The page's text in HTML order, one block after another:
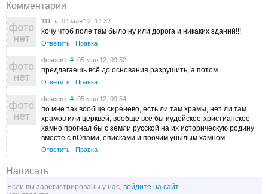
Комментарии
111 # 04 мая’12, 14:32
хочу чтоб поле там было ну или дорога и никаких зданий!!!
Ответить Правка
descent # 05 мая’12, 09:52
предлагаешь всё до основания разрушить, а потом...
Ответить Правка
descent # 05 мая’12, 09:54
по мне так вообще сиренево, есть ли там храмы, нет ли там
храмов или церквей, вообще всё бы иудейское-христианское
хамно прогнал бы с земли русской на их историческую родину
вместе с пОпами, еписками и прочим унылым хамном.
Ответить Правка
Написать
Если вы зарегистрированы у нас, войдите на сайт.